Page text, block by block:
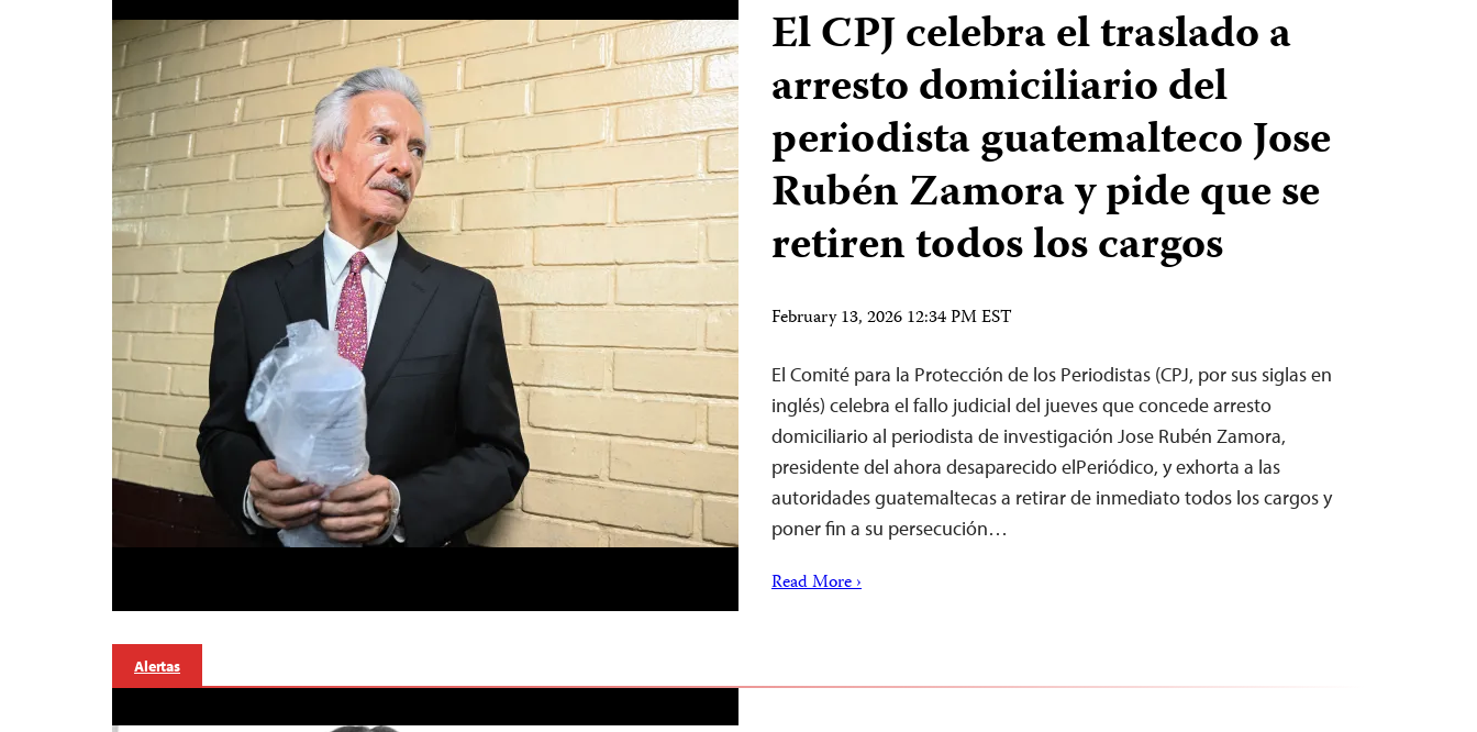
El CPJ celebra el traslado a
arresto domiciliario del
periodista guatemalteco Jose
Rubén Zamora y pide que se
retiren todos los cargos
February 13, 2026 12:34 PM EST
El Comité para la Protección de los Periodistas (CPJ, por sus siglas en
inglés) celebra el fallo judicial del jueves que concede arresto
domiciliario al periodista de investigación Jose Rubén Zamora,
presidente del ahora desaparecido elPeriódico, y exhorta a las
autoridades guatemaltecas a retirar de inmediato todos los cargos y
poner fin a su persecución…
Read More ›
Alertas